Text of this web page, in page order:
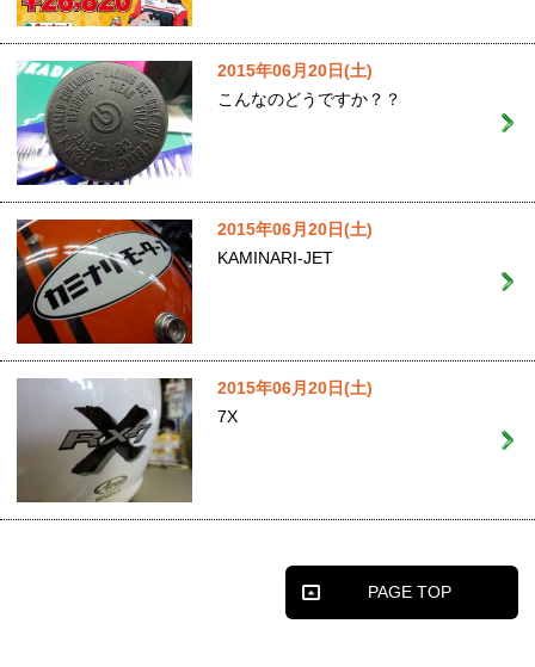
2015年06月20日(土)
こんなのどうですか？？
2015年06月20日(土)
KAMINARI-JET
2015年06月20日(土)
7X
PAGE TOP